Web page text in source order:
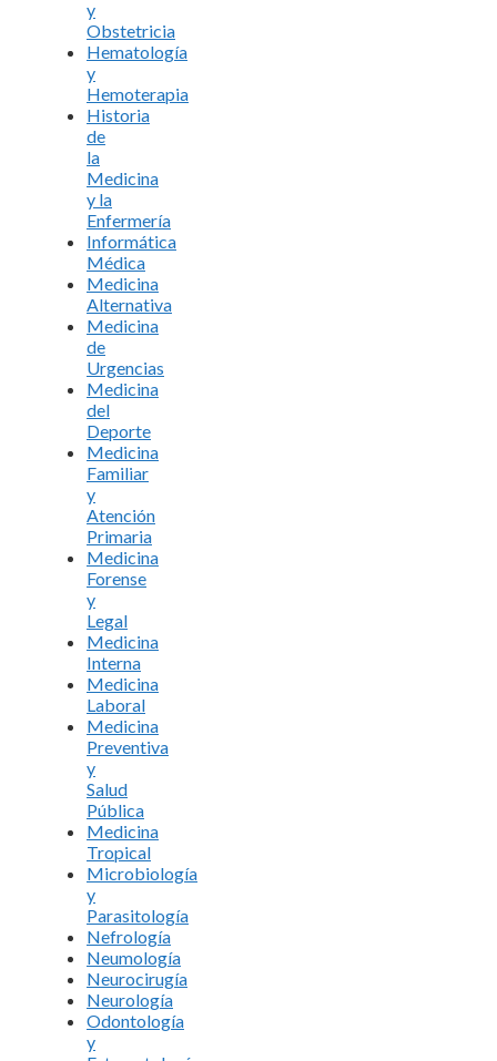
y
Obstetricia
Hematología
y
Hemoterapia
Historia
de
la
Medicina
y la
Enfermería
Informática
Médica
Medicina
Alternativa
Medicina
de
Urgencias
Medicina
del
Deporte
Medicina
Familiar
y
Atención
Primaria
Medicina
Forense
y
Legal
Medicina
Interna
Medicina
Laboral
Medicina
Preventiva
y
Salud
Pública
Medicina
Tropical
Microbiología
y
Parasitología
Nefrología
Neumología
Neurocirugía
Neurología
Odontología
y